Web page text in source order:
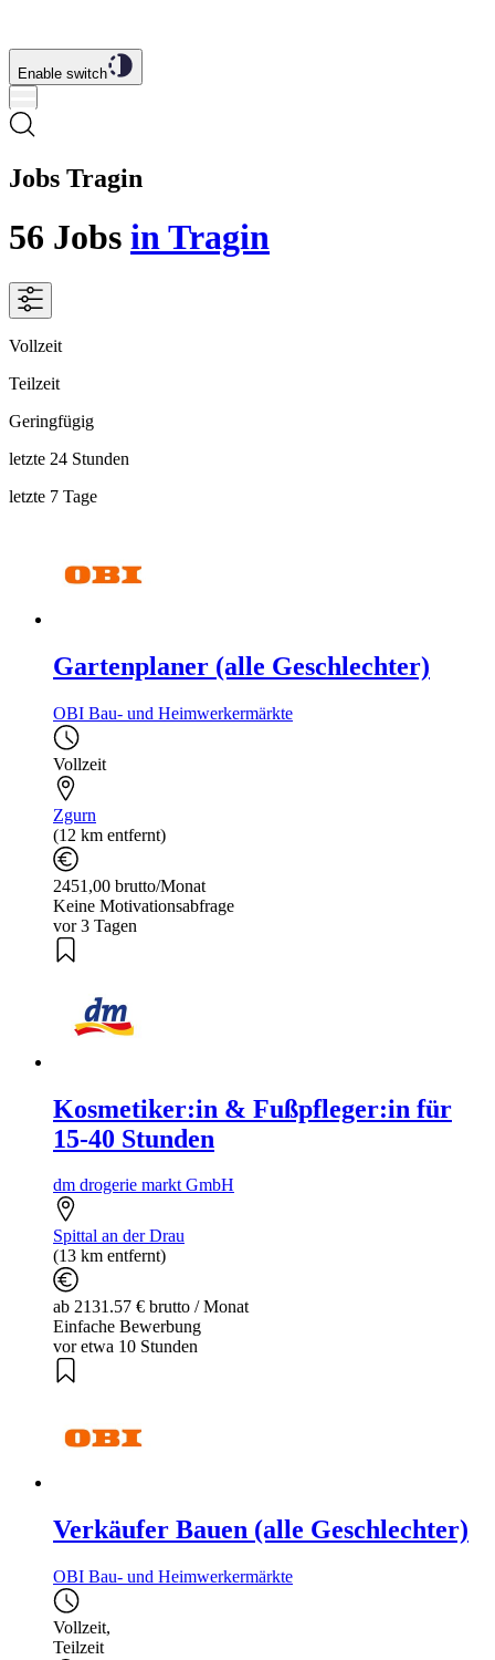
Enable switch
Jobs Tragin
56 Jobs in Tragin
Vollzeit
Teilzeit
Geringfügig
letzte 24 Stunden
letzte 7 Tage
Gartenplaner (alle Geschlechter)
OBI Bau- und Heimwerkermärkte
Vollzeit
Zgurn
(12 km entfernt)
2451,00 brutto/Monat
Keine Motivationsabfrage
vor 3 Tagen
Kosmetiker:in & Fußpfleger:in für
15-40 Stunden
dm drogerie markt GmbH
Spittal an der Drau
(13 km entfernt)
ab 2131.57 € brutto / Monat
Einfache Bewerbung
vor etwa 10 Stunden
Verkäufer Bauen (alle Geschlechter)
OBI Bau- und Heimwerkermärkte
Vollzeit,
Teilzeit